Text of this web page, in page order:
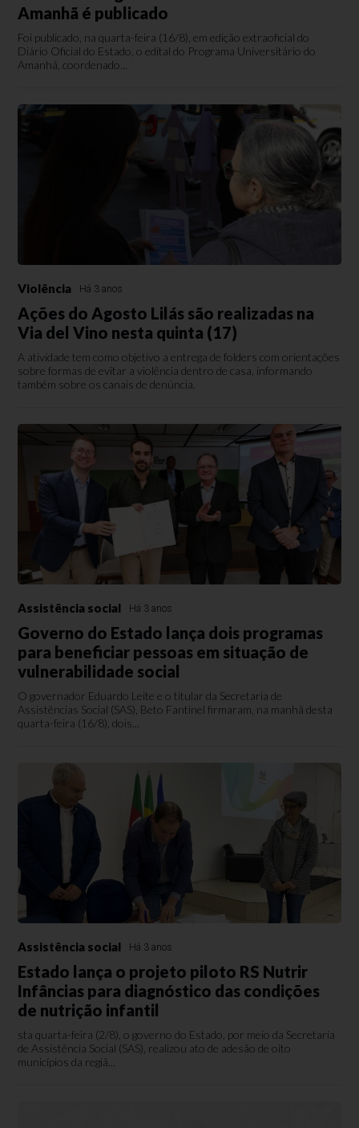
Amanhã é publicado
Foi publicado, na quarta-feira (16/8), em edição extraoficial do
Diário Oficial do Estado, o edital do Programa Universitário do
Amanhã, coordenado...
Violência Há 3 anos
Ações do Agosto Lilás são realizadas na
Via del Vino nesta quinta (17)
A atividade tem como objetivo a entrega de folders com orientações
sobre formas de evitar a violência dentro de casa, informando
também sobre os canais de denúncia.
Assistência social Há 3 anos
Governo do Estado lança dois programas
para beneficiar pessoas em situação de
vulnerabilidade social
O governador Eduardo Leite e o titular da Secretaria de
Assistências Social (SAS), Beto Fantinel firmaram, na manhã desta
quarta-feira (16/8), dois...
Assistência social Há 3 anos
Estado lança o projeto piloto RS Nutrir
Infâncias para diagnóstico das condições
de nutrição infantil
sta quarta-feira (2/8), o governo do Estado, por meio da Secretaria
de Assistência Social (SAS), realizou ato de adesão de oito
municípios da regiã...